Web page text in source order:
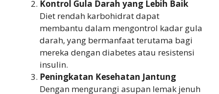
Kontrol Gula Darah yang Lebih Baik
Diet rendah karbohidrat dapat
membantu dalam mengontrol kadar gula
darah, yang bermanfaat terutama bagi
mereka dengan diabetes atau resistensi
insulin.
Peningkatan Kesehatan Jantung
Dengan mengurangi asupan lemak jenuh